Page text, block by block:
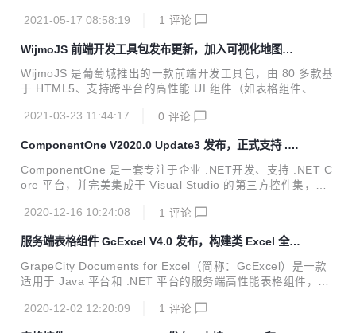
现有...
更新，其数据透视表插件功能再度大幅增强，为用户提供更加
强 SpreadJS的数据透视表插件已经覆盖了现有Excel 中90%
以上的功能，并且做到了与 Excel 完全兼容，您可以将设计好
的透视表在 SpreadJS 与 Excel 之前进行切换，而不用担心数
...
2021-05-17 08:58:19 1 评论
WijmoJS 前端开发工具包发布更新，加入可视化地图组
件
WijmoJS 是葡萄城推出的一款前端开发工具包，由 80 多款基
于 HTML5、支持跨平台的高性能 UI 组件（如表格组件、图
完美兼容原生 JavaScript，支持 Angular、React、Vue 等前
日，WijmoJS V2021.0 Update1正式发布，本次更新加入了
一款同时兼容Angular、React和Vue的可视化地图组件，以及
用于绑定REST API 的数据管理组件RestCollectionView。 在
2021-03-23 11:44:17 0 评论
ComponentOne V2020.0 Update3 发布，正式支持 .NE
T 5
ComponentOne 是一套专注于企业 .NET开发、支持 .NET C
ore 平台，并完美集成于 Visual Studio 的第三方控件集，包
P、ASP.NET MVC等七个 .NET平台的系统开发需求，并提供
被誉为“.NET开发的‘瑞士军刀’”。 与其他控件集相比，Compo
nentOne 更加轻盈、稳定，功能更加全面，产品也更加安
全。 经过 20 多年的发展，ComponentOne 已成功应用于清
软、...
2020-12-16 10:24:08 1 评论
服务端表格组件 GcExcel V4.0 发布，构建类 Excel 全栈
解决方案
GrapeCity Documents for Excel（简称：GcExcel）是一款
适用于 Java 平台和 .NET 平台的服务端高性能表格组件，无
建、加载、编辑、打印、导入/导出 Excel 文档。 将其与纯前
2020-12-02 12:20:09 1 评论